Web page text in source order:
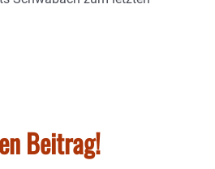
Beitrag!